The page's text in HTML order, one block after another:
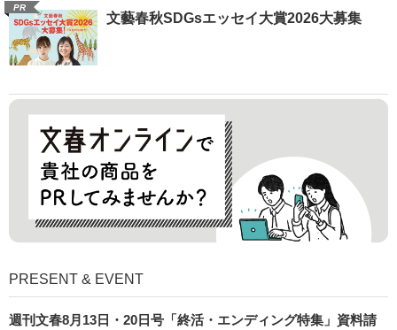
PR
文藝春秋SDGsエッセイ大賞2026大募集
PRESENT & EVENT
週刊文春8月13日・20日号「終活・エンディング特集」資料請